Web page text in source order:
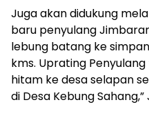
Juga akan didukung
baru penyulang
lebung batang ke
kms. Uprating
hitam ke desa selapan
di Desa Kebung Sahang,”